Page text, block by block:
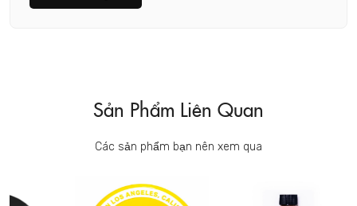
Sản Phẩm Liên Quan
Các sản phẩm bạn nên xem qua